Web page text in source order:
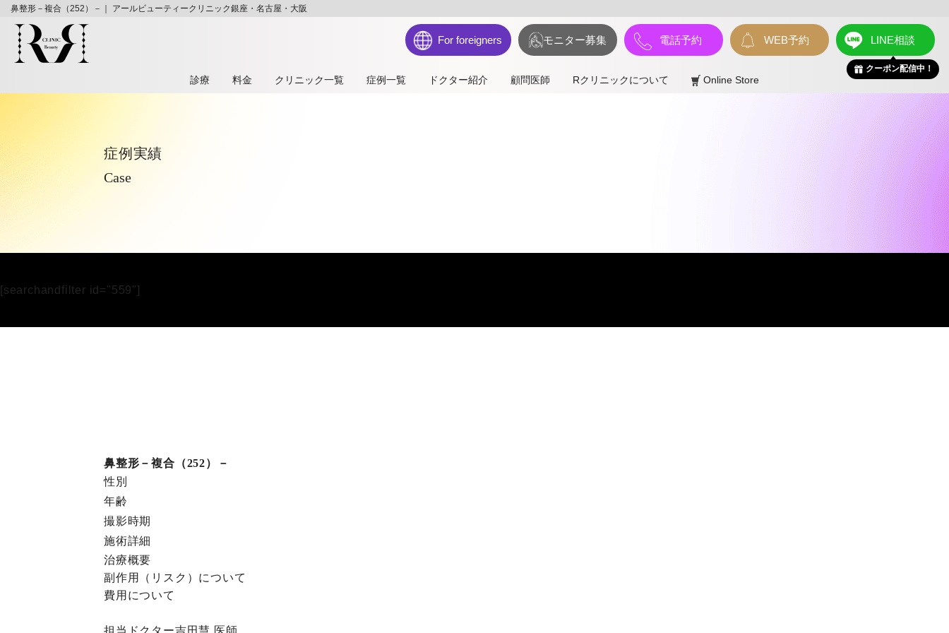
鼻整形－複合（252）－｜ アールビューティークリニック銀座・名古屋・大阪
For foreigners モニター募集 電話予約 WEB予約 LINE相談
クーポン配信中！
診療 料⾦ クリニック一覧 症例一覧 ドクター紹介 顧問医師 Rクリニックについて Online Store
症例実績
Case
[searchandfilter id="559"]
鼻整形－複合（252）－
性別
年齢
撮影時期
施術詳細
治療概要
副作⽤（リスク）について
費⽤について
担当ドクター吉田慧 医師